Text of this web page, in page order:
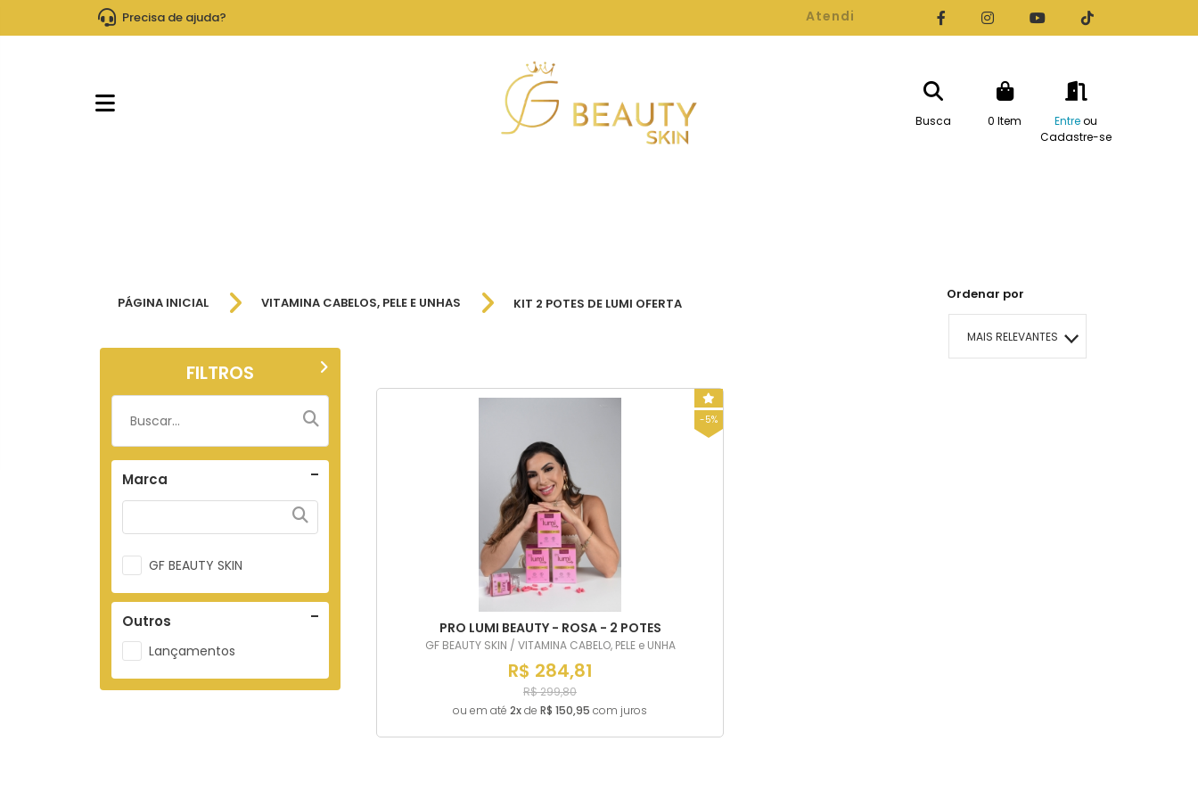
Precisa de ajuda? Atendimento (93) 99104-0216
Busca 0 Item Entreou
Cadastre-se
PÁGINA INICIAL VITAMINA CABELOS, PELE E UNHAS KIT 2 POTES DE LUMI OFERTA
Ordenar por
MAIS RELEVANTES
FILTROS
Marca
GF BEAUTY SKIN
Outros
Lançamentos
-5%
PRO LUMI BEAUTY - ROSA - 2 POTES
GF BEAUTY SKIN / VITAMINA CABELO, PELE e UNHA
R$ 284,81
R$ 299,80
ou em até 2xde R$ 150,95 com juros